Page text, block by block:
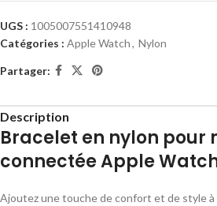
UGS : 1005007551410948
Catégories : Apple Watch, Nylon
Partager:
Description
Bracelet en nylon pour
connectée Apple
Ajoutez une touche de confort et de style